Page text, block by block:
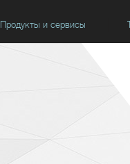
Продукты и сервисы